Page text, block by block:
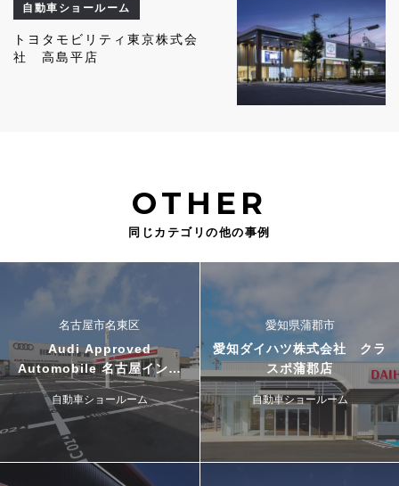
自動車ショールーム
トヨタモビリティ東京株式会
社 高島平店
OTHER
同じカテゴリの他の事例
名古屋市名東区
Audi Approved
Automobile 名古屋インタ
ー・ドゥカティ名古屋イース
ト
自動車ショールーム
愛知県蒲郡市
愛知ダイハツ株式会社 クラ
スポ蒲郡店
自動車ショールーム